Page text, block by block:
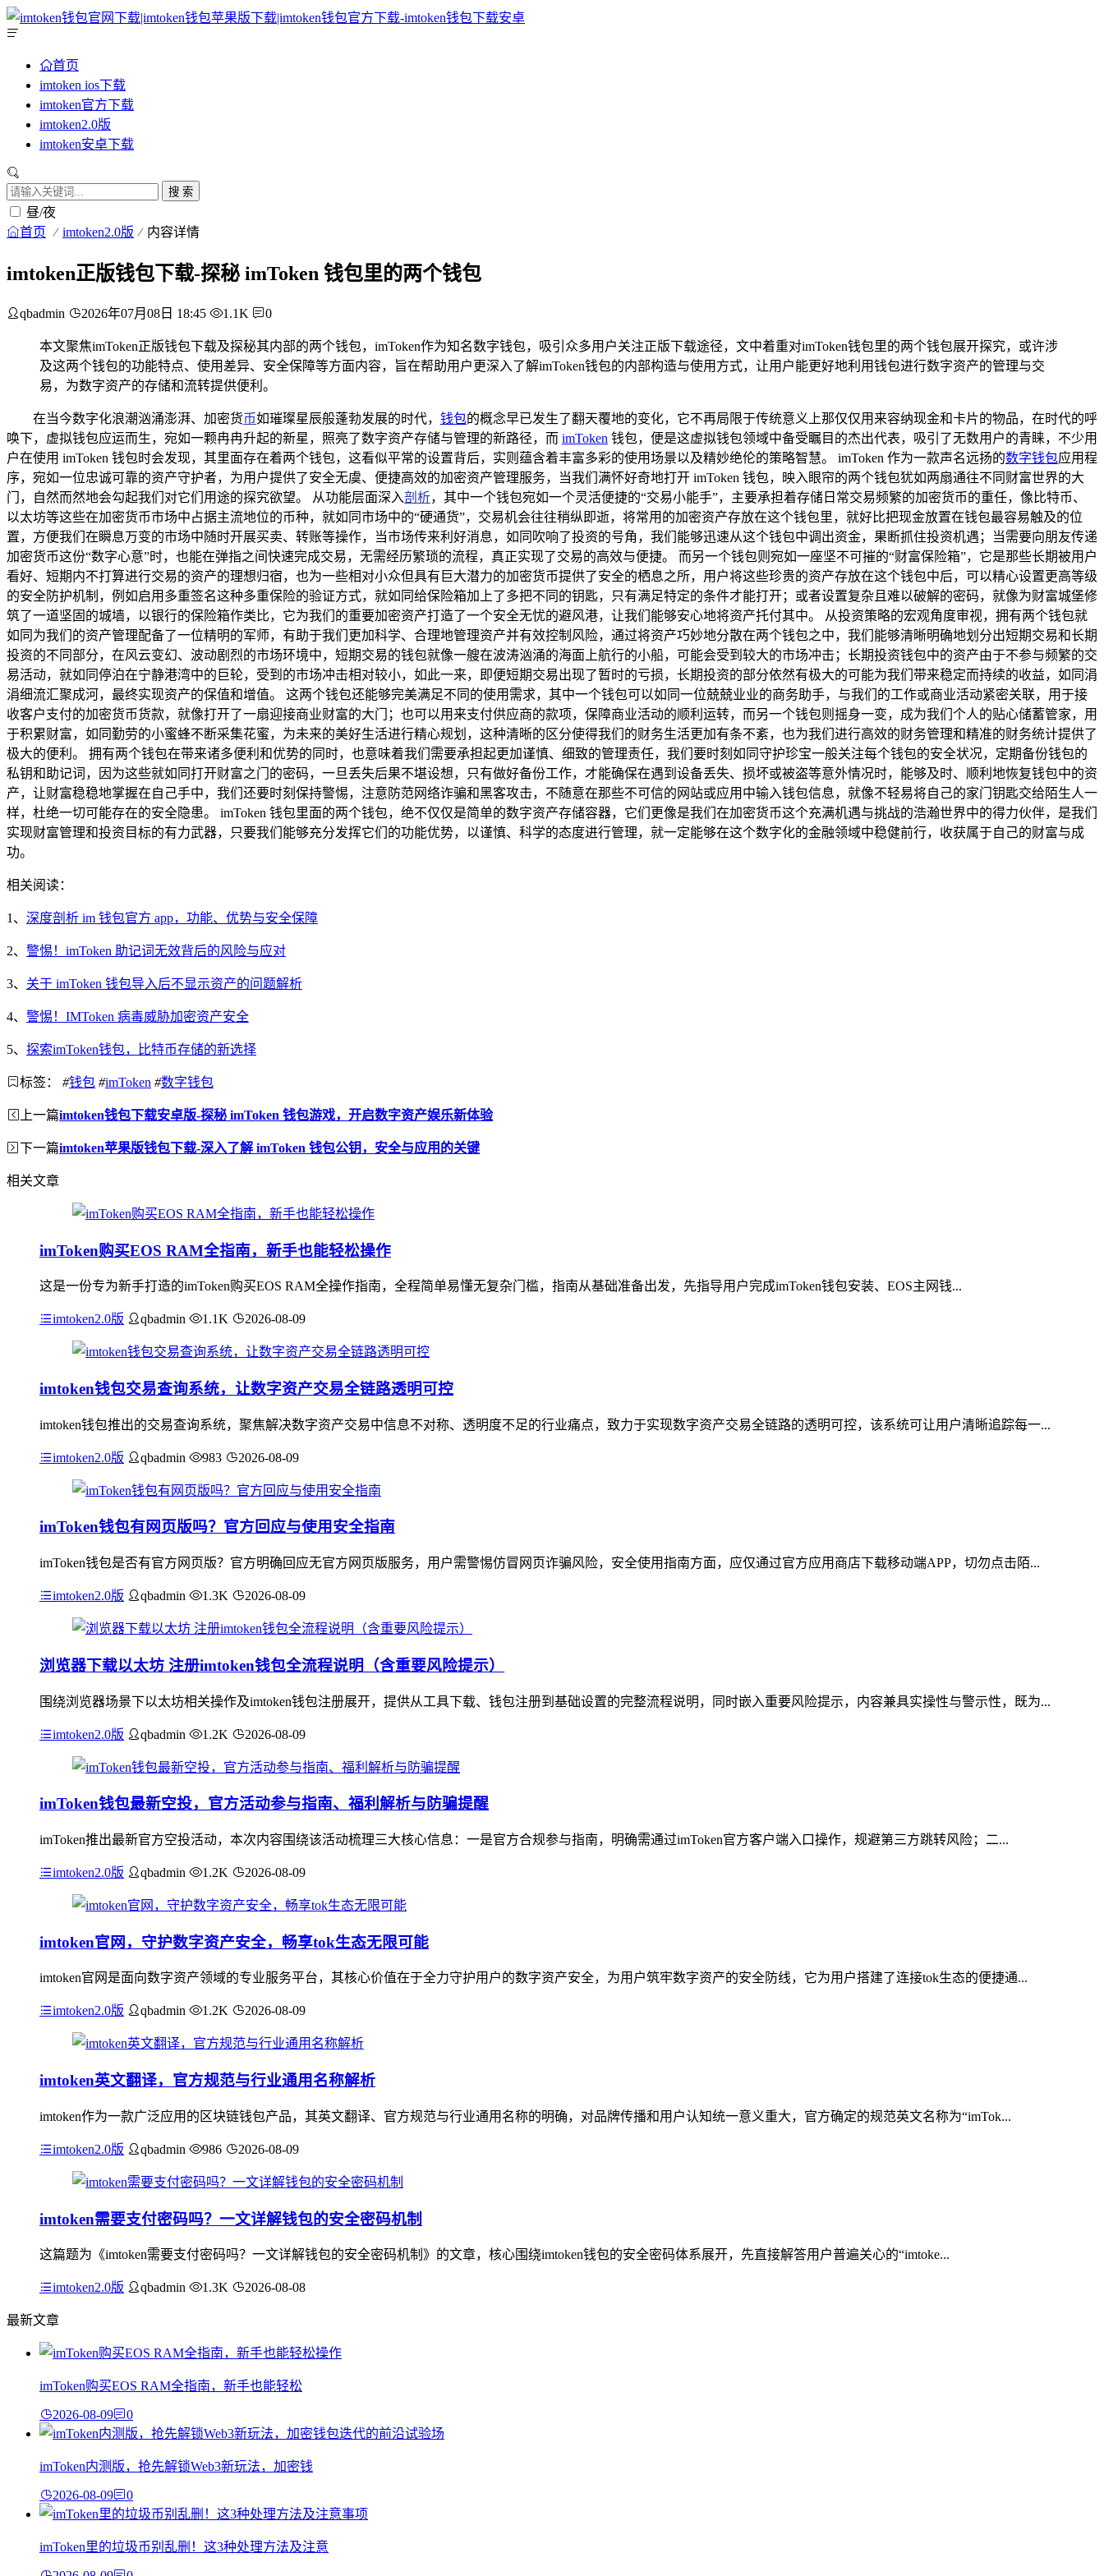
首页
imtoken ios下载
imtoken官方下载
imtoken2.0版
imtoken安卓下载
搜 索
昼/夜
首页 imtoken2.0版 内容详情
imtoken正版钱包下载-探秘 imToken 钱包里的两个钱包
qbadmin 2026年07月08日 18:45 1.1K 0
本文聚焦imToken正版钱包下载及探秘其内部的两个钱包，imToken作为知名数字钱包，吸引众多用户关注正版下载途径，文中着重对imToken钱包里的两个钱包展开探究，或许涉
及这两个钱包的功能特点、使用差异、安全保障等方面内容，旨在帮助用户更深入了解imToken钱包的内部构造与使用方式，让用户能更好地利用钱包进行数字资产的管理与交
易，为数字资产的存储和流转提供便利。
在当今数字化浪潮汹涌澎湃、加密货币如璀璨星辰般蓬勃发展的时代， 钱包的概念早已发生了翻天覆地的变化，它不再局限于传统意义上那仅仅用来容纳现金和卡片的物品，在时代的呼
唤下，虚拟钱包应运而生，宛如一颗冉冉升起的新星，照亮了数字资产存储与管理的新路径，而 imToken 钱包，便是这虚拟钱包领域中备受瞩目的杰出代表，吸引了无数用户的青睐，不少用
户在使用 imToken 钱包时会发现，其里面存在着两个钱包，这看似平常的设置背后，实则蕴含着丰富多彩的使用场景以及精妙绝伦的策略智慧。 imToken 作为一款声名远扬的数字钱包应用程
序，宛如一位忠诚可靠的资产守护者，为用户提供了安全无虞、便捷高效的加密资产管理服务，当我们满怀好奇地打开 imToken 钱包，映入眼帘的两个钱包犹如两扇通往不同财富世界的大
门，自然而然地会勾起我们对它们用途的探究欲望。 从功能层面深入剖析，其中一个钱包宛如一个灵活便捷的“交易小能手”，主要承担着存储日常交易频繁的加密货币的重任，像比特币、
以太坊等这些在加密货币市场中占据主流地位的币种，就如同市场中的“硬通货”，交易机会往往稍纵即逝，将常用的加密资产存放在这个钱包里，就好比把现金放置在钱包最容易触及的位
置，方便我们在瞬息万变的市场中随时开展买卖、转账等操作，当市场传来利好消息，如同吹响了投资的号角，我们能够迅速从这个钱包中调出资金，果断抓住投资机遇；当需要向朋友传递
加密货币这份“数字心意”时，也能在弹指之间快速完成交易，无需经历繁琐的流程，真正实现了交易的高效与便捷。 而另一个钱包则宛如一座坚不可摧的“财富保险箱”，它是那些长期被用户
看好、短期内不打算进行交易的资产的理想归宿，也为一些相对小众但具有巨大潜力的加密货币提供了安全的栖息之所，用户将这些珍贵的资产存放在这个钱包中后，可以精心设置更高等级
的安全防护机制，例如启用多重签名这种多重保险的验证方式，就如同给保险箱加上了多把不同的钥匙，只有满足特定的条件才能打开；或者设置复杂且难以破解的密码，就像为财富城堡修
筑了一道坚固的城墙，以银行的保险箱作类比，它为我们的重要加密资产打造了一个安全无忧的避风港，让我们能够安心地将资产托付其中。 从投资策略的宏观角度审视，拥有两个钱包就
如同为我们的资产管理配备了一位精明的军师，有助于我们更加科学、合理地管理资产并有效控制风险，通过将资产巧妙地分散在两个钱包之中，我们能够清晰明确地划分出短期交易和长期
投资的不同部分，在风云变幻、波动剧烈的市场环境中，短期交易的钱包就像一艘在波涛汹涌的海面上航行的小船，可能会受到较大的市场冲击；长期投资钱包中的资产由于不参与频繁的交
易活动，就如同停泊在宁静港湾中的巨轮，受到的市场冲击相对较小，如此一来，即便短期交易出现了暂时的亏损，长期投资的部分依然有极大的可能为我们带来稳定而持续的收益，如同涓
涓细流汇聚成河，最终实现资产的保值和增值。 这两个钱包还能够完美满足不同的使用需求，其中一个钱包可以如同一位兢兢业业的商务助手，与我们的工作或商业活动紧密关联，用于接
收客户支付的加密货币货款，就像打开了一扇迎接商业财富的大门；也可以用来支付供应商的款项，保障商业活动的顺利运转，而另一个钱包则摇身一变，成为我们个人的贴心储蓄管家，用
于积累财富，如同勤劳的小蜜蜂不断采集花蜜，为未来的美好生活进行精心规划，这种清晰的区分使得我们的财务生活更加有条不紊，也为我们进行高效的财务管理和精准的财务统计提供了
极大的便利。 拥有两个钱包在带来诸多便利和优势的同时，也意味着我们需要承担起更加谨慎、细致的管理责任，我们要时刻如同守护珍宝一般关注每个钱包的安全状况，定期备份钱包的
私钥和助记词，因为这些就如同打开财富之门的密码，一旦丢失后果不堪设想，只有做好备份工作，才能确保在遇到设备丢失、损坏或被盗等意外情况时，能够及时、顺利地恢复钱包中的资
产，让财富稳稳地掌握在自己手中，我们还要时刻保持警惕，注意防范网络诈骗和黑客攻击，不随意在那些不可信的网站或应用中输入钱包信息，就像不轻易将自己的家门钥匙交给陌生人一
样，杜绝一切可能存在的安全隐患。 imToken 钱包里面的两个钱包，绝不仅仅是简单的数字资产存储容器，它们更像是我们在加密货币这个充满机遇与挑战的浩瀚世界中的得力伙伴，是我们
实现财富管理和投资目标的有力武器，只要我们能够充分发挥它们的功能优势，以谨慎、科学的态度进行管理，就一定能够在这个数字化的金融领域中稳健前行，收获属于自己的财富与成
功。
相关阅读：
1、 深度剖析 im 钱包官方 app，功能、优势与安全保障
2、 警惕！imToken 助记词无效背后的风险与应对
3、 关于 imToken 钱包导入后不显示资产的问题解析
4、 警惕！IMToken 病毒威胁加密资产安全
5、 探索imToken钱包，比特币存储的新选择
标签： #钱包 #imToken #数字钱包
上一篇imtoken钱包下载安卓版-探秘 imToken 钱包游戏，开启数字资产娱乐新体验
下一篇imtoken苹果版钱包下载-深入了解 imToken 钱包公钥，安全与应用的关键
相关文章
imToken购买EOS RAM全指南，新手也能轻松操作
这是一份专为新手打造的imToken购买EOS RAM全操作指南，全程简单易懂无复杂门槛，指南从基础准备出发，先指导用户完成imToken钱包安装、EOS主网钱...
imtoken2.0版 qbadmin 1.1K 2026-08-09
imtoken钱包交易查询系统，让数字资产交易全链路透明可控
imtoken钱包推出的交易查询系统，聚焦解决数字资产交易中信息不对称、透明度不足的行业痛点，致力于实现数字资产交易全链路的透明可控，该系统可让用户清晰追踪每一...
imtoken2.0版 qbadmin 983 2026-08-09
imToken钱包有网页版吗？官方回应与使用安全指南
imToken钱包是否有官方网页版？官方明确回应无官方网页版服务，用户需警惕仿冒网页诈骗风险，安全使用指南方面，应仅通过官方应用商店下载移动端APP，切勿点击陌...
imtoken2.0版 qbadmin 1.3K 2026-08-09
浏览器下载以太坊 注册imtoken钱包全流程说明（含重要风险提示）
围绕浏览器场景下以太坊相关操作及imtoken钱包注册展开，提供从工具下载、钱包注册到基础设置的完整流程说明，同时嵌入重要风险提示，内容兼具实操性与警示性，既为...
imtoken2.0版 qbadmin 1.2K 2026-08-09
imToken钱包最新空投，官方活动参与指南、福利解析与防骗提醒
imToken推出最新官方空投活动，本次内容围绕该活动梳理三大核心信息：一是官方合规参与指南，明确需通过imToken官方客户端入口操作，规避第三方跳转风险；二...
imtoken2.0版 qbadmin 1.2K 2026-08-09
imtoken官网，守护数字资产安全，畅享tok生态无限可能
imtoken官网是面向数字资产领域的专业服务平台，其核心价值在于全力守护用户的数字资产安全，为用户筑牢数字资产的安全防线，它为用户搭建了连接tok生态的便捷通...
imtoken2.0版 qbadmin 1.2K 2026-08-09
imtoken英文翻译，官方规范与行业通用名称解析
imtoken作为一款广泛应用的区块链钱包产品，其英文翻译、官方规范与行业通用名称的明确，对品牌传播和用户认知统一意义重大，官方确定的规范英文名称为“imTok...
imtoken2.0版 qbadmin 986 2026-08-09
imtoken需要支付密码吗？一文详解钱包的安全密码机制
这篇题为《imtoken需要支付密码吗？一文详解钱包的安全密码机制》的文章，核心围绕imtoken钱包的安全密码体系展开，先直接解答用户普遍关心的“imtoke...
imtoken2.0版 qbadmin 1.3K 2026-08-08
最新文章
imToken购买EOS RAM全指南，新手也能轻松
2026-08-09 0
imToken内测版，抢先解锁Web3新玩法，加密钱
2026-08-09 0
imToken里的垃圾币别乱删！这3种处理方法及注意